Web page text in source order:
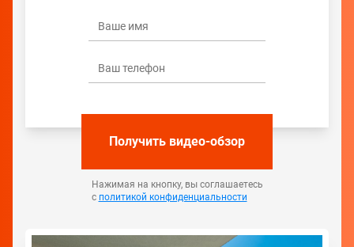
Получить видео-обзор
Нажимая на кнопку, вы соглашаетесь
с политикой конфиденциальности